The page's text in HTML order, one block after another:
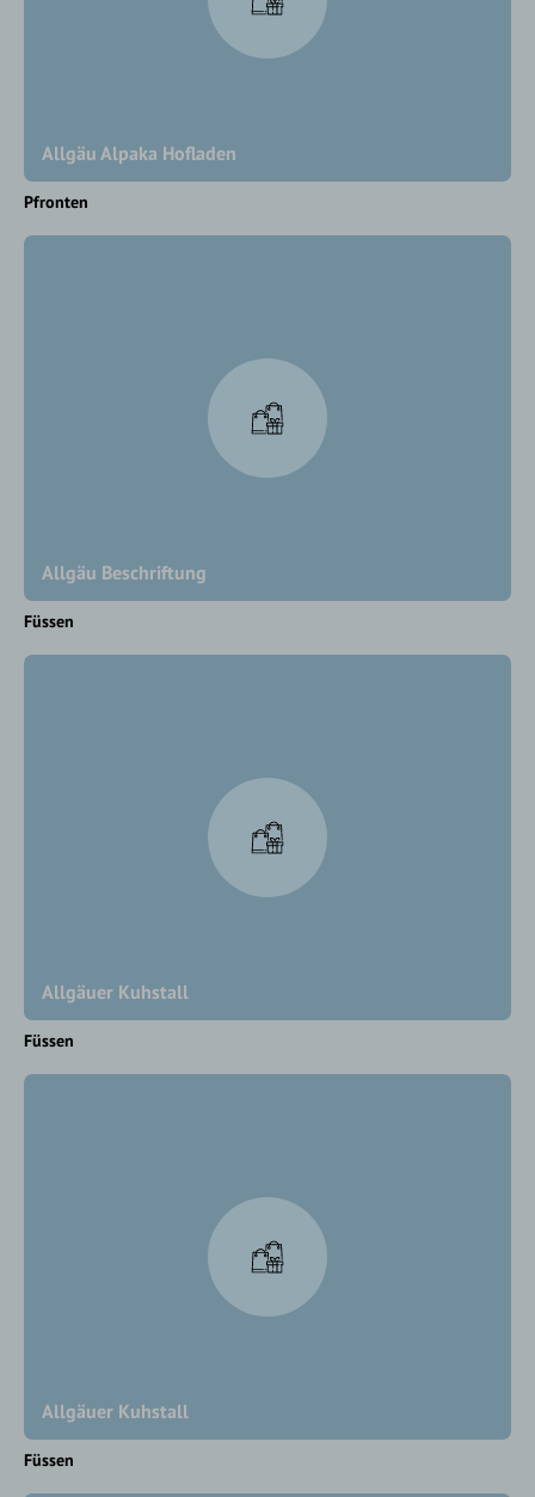
Allgäu Alpaka Hofladen
Pfronten
Allgäu Beschriftung
Füssen
Allgäuer Kuhstall
Füssen
Allgäuer Kuhstall
Füssen